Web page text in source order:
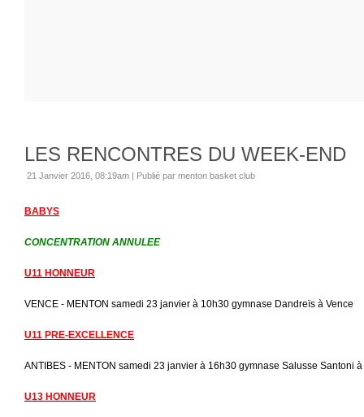
LES RENCONTRES DU WEEK-END
21 Janvier 2016, 08:19am | Publié par menton basket club
BABYS
CONCENTRATION ANNULEE
U11 HONNEUR
VENCE - MENTON samedi 23 janvier à 10h30 gymnase Dandreïs à Vence
U11 PRE-EXCELLENCE
ANTIBES - MENTON samedi 23 janvier à 16h30 gymnase Salusse Santoni
U13 HONNEUR